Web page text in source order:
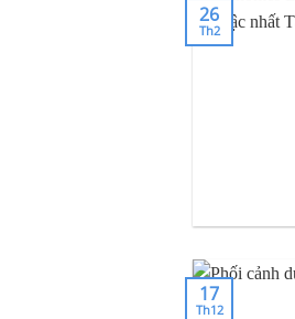
26
Th2
17
Th12